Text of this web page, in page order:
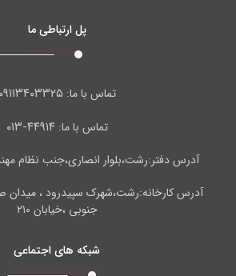
پل ارتباطی ما
تماس با ما:۰۹۱۱۳۴۰۳۳۲۵
تماس با ما: ۴۴۹۱۴-۰۱۳
آدرس دفتر:رشت،بلوار انصاری،جنب نظام
آدرس کارخانه:رشت،شهرک سپیدرود ، میدان
جنوبی ،خیابان ۲۱۰
شبکه های اجتماعی